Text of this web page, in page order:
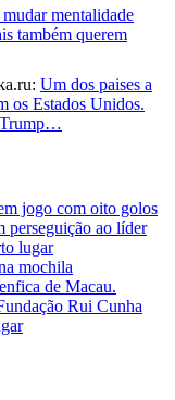
mentalidade
também querem
Um dos paises a
os Estados Unidos.
Trump…
jogo com oito golos
perseguição ao líder
lugar
mochila
de Macau.
Rui Cunha